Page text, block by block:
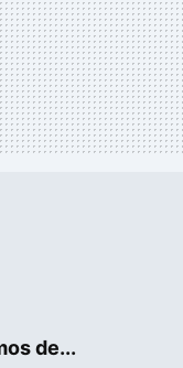
de...